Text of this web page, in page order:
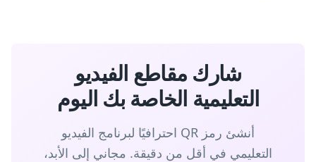
شارك مقاطع الفيديو
التعليمية الخاصة بك اليوم
أنشئ رمز QR احترافيًا لبرنامج الفيديو
التعليمي في أقل من دقيقة. مجاني إلى الأبد،